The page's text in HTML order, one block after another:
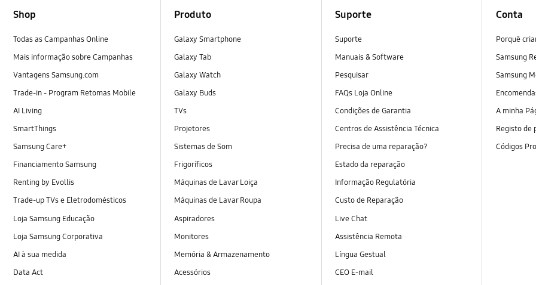
Shop
Todas as Campanhas Online
Mais informação sobre Campanhas
Vantagens Samsung.com
Trade-in - Program Retomas Mobile
AI Living
SmartThings
Samsung Care+
Financiamento Samsung
Renting by Evollis
Trade-up TVs e Eletrodomésticos
Loja Samsung Educação
Loja Samsung Corporativa
AI à sua medida
Data Act
Produto
Galaxy Smartphone
Galaxy Tab
Galaxy Watch
Galaxy Buds
TVs
Projetores
Sistemas de Som
Frigoríficos
Máquinas de Lavar Loiça
Máquinas de Lavar Roupa
Aspiradores
Monitores
Memória & Armazenamento
Acessórios
Suporte
Suporte
Manuais & Software
Pesquisar
FAQs Loja Online
Condições de Garantia
Centros de Assistência Técnica
Precisa de uma reparação?
Estado da reparação
Informação Regulatória
Custo de Reparação
Live Chat
Assistência Remota
Língua Gestual
CEO E-mail
Conta
Porquê
Samsung
Samsung
A minha
Registo de
Códigos